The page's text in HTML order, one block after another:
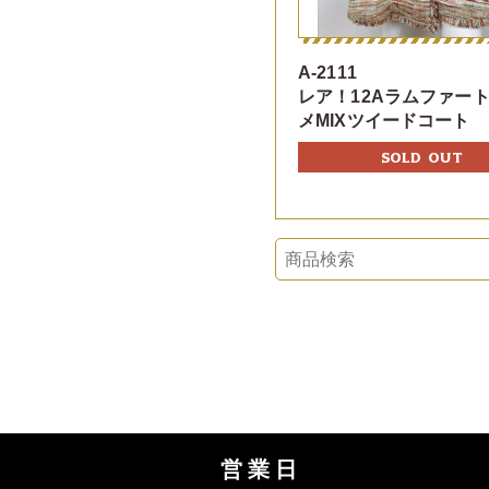
A-2111
レア！12Aラムファー
メMIXツイードコート
SOLD OUT
営業日